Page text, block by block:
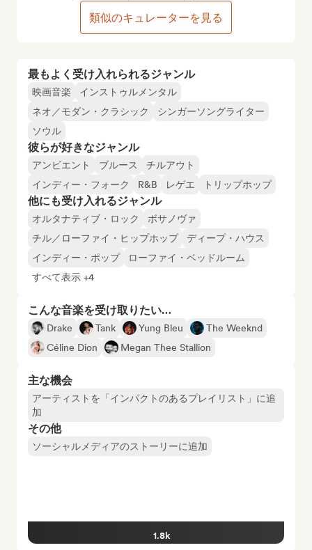
最もよく受け入れられるジャンル
映画音楽
インストゥルメンタル
ネオ／モダン・クラシック
シンガーソングライター
ソウル
彼らが好きなジャンル
アンビエント ブルース
チルアウト
インディー・フォーク
R&B レゲエ トリップホップ
他にも受け入れるジャンル
オルタナティブ・ロック
ボサノヴァ
チル／ローファイ・ヒップホップ
ディープ・ハウス
インディー・ポップ
ローファイ・ベッドルーム
すべて表示 +4
こんな音楽を受け取りたい…
Drake Tank Yung Bleu
The Weeknd
Céline Dion
Megan Thee Stallion
主な機会
アーティストを「インパクトのあるプレイリスト」に追
加
その他
ソーシャルメディアのストーリーに追加
1.8k
類似のキュレーターを見る